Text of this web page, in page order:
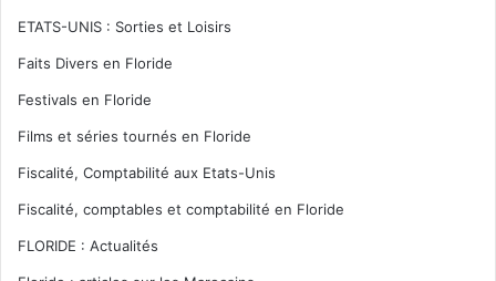
ETATS-UNIS : Sorties et Loisirs
Faits Divers en Floride
Festivals en Floride
Films et séries tournés en Floride
Fiscalité, Comptabilité aux Etats-Unis
Fiscalité, comptables et comptabilité en Floride
FLORIDE : Actualités